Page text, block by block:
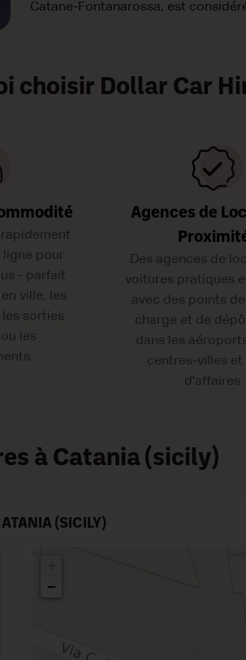
Catane-Fontanarossa, est
choisir Dollar Car
ligne pour
- parfait
ville, les
sorties
les
Agences de
Des agences de
voitures pratiques
avec des points
charge et de
dans les
centres-villes et
d'affaires.
à Catania (sicily)
(SICILY)
−